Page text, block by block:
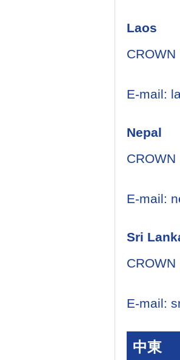
Laos
CROWN
E-mail:
Nepal
CROWN
E-mail:
Sri
E-mail:
中東